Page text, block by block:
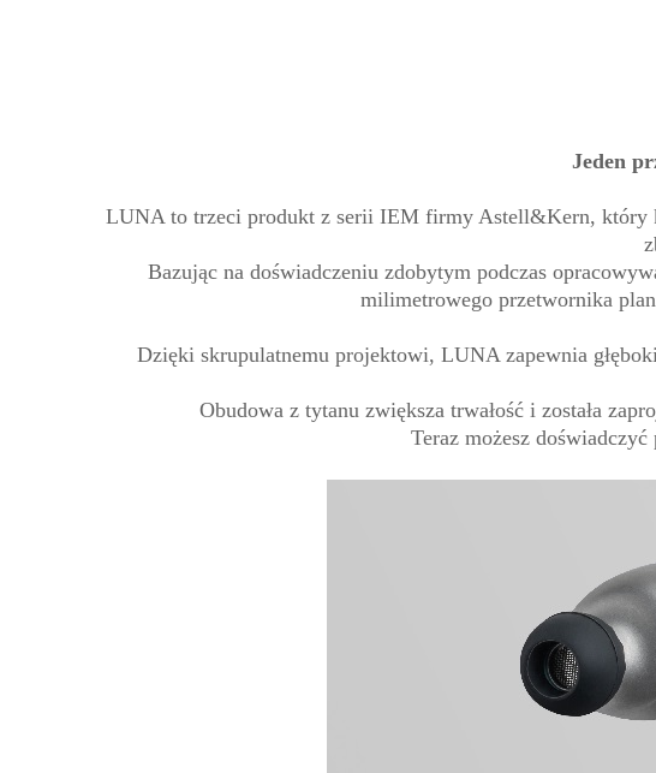
Jeden
LUNA to trzeci produkt z serii IEM firmy Astell&Kern, który
Bazując na doświadczeniu zdobytym podczas
milimetrowego przetwornika
Dzięki skrupulatnemu projektowi, LUNA zapewnia
Obudowa z tytanu zwiększa trwałość i została
Teraz możesz